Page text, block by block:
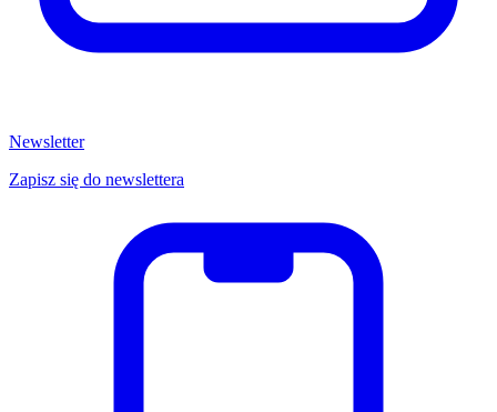
Newsletter
Zapisz się do newslettera